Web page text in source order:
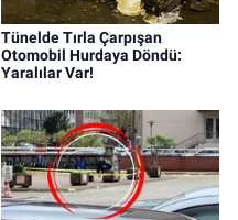
Tünelde Tırla Çarpışan
Otomobil Hurdaya Döndü:
Yaralılar Var!